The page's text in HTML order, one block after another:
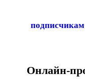
Онлайн-